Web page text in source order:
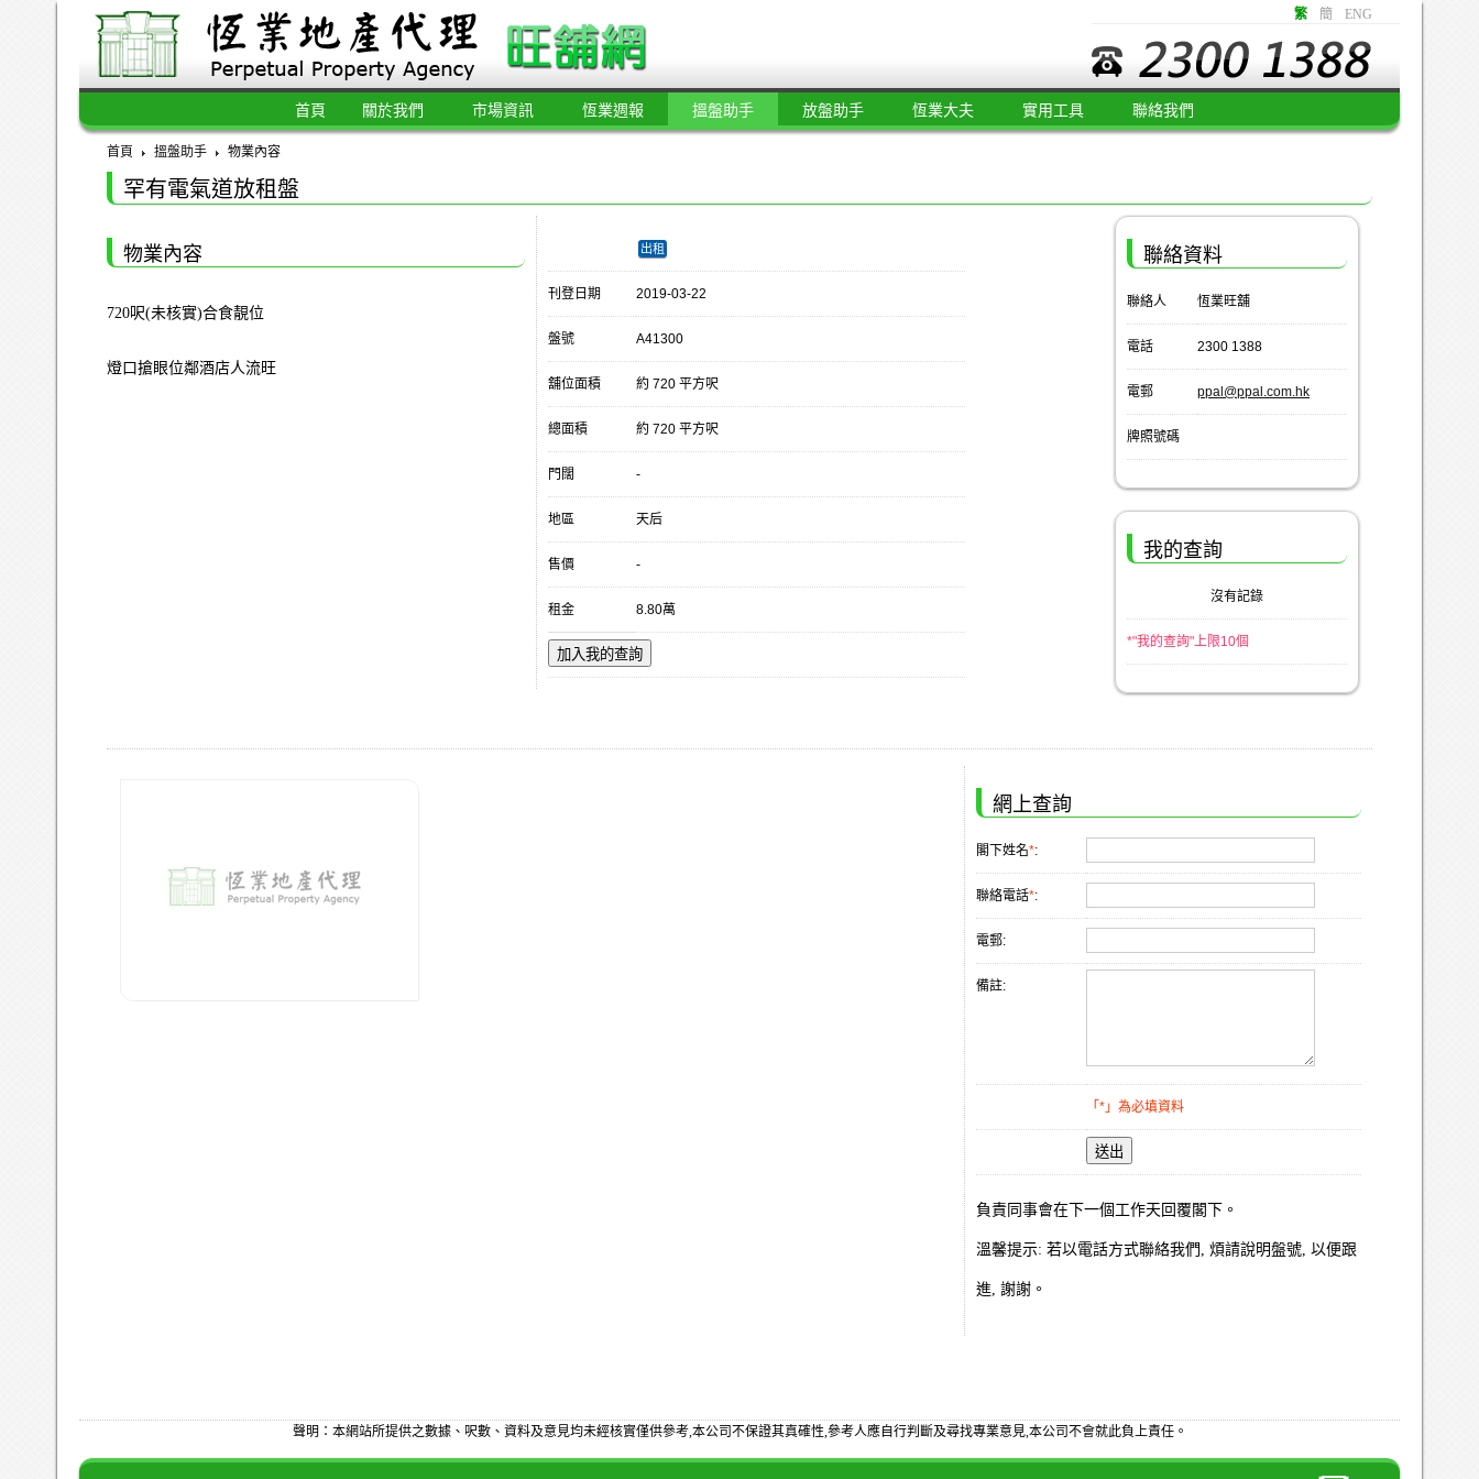
繁 簡 ENG
首頁 關於我們 市場資訊 恆業週報 搵盤助手 放盤助手 恆業大夫 實用工具 聯絡我們
首頁 搵盤助手 物業內容
罕有電氣道放租盤
物業內容
720呎(未核實)合食靚位
燈口搶眼位鄰酒店人流旺
出租
刊登日期 2019-03-22
盤號 A41300
舖位面積 約 720 平方呎
總面積 約 720 平方呎
門闊 -
地區 天后
售價 -
租金 8.80萬
加入我的查詢
聯絡資料
聯絡人 恆業旺舖
電話 2300 1388
電郵 ppal@ppal.com.hk
牌照號碼
我的查詢
沒有記錄
*"我的查詢"上限10個
網上查詢
閣下姓名*:
聯絡電話*:
電郵:
備註:
「*」為必填資料
送出
負責同事會在下一個工作天回覆閣下。
溫馨提示: 若以電話方式聯絡我們, 煩請說明盤號, 以便跟
進, 謝謝。
聲明：本網站所提供之數據、呎數、資料及意見均未經核實僅供參考,本公司不保證其真確性,參考人應自行判斷及尋找專業意見,本公司不會就此負上責任。